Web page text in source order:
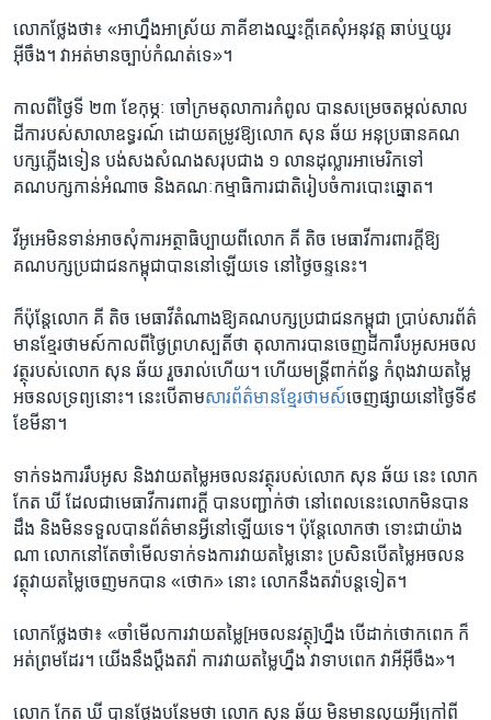
លោកថ្លែងថា៖ ​«អាហ្នឹង​អាស្រ័យ​ ភាគី​ខាង​ឈ្នះ​ក្តី​គេ​សុំ​អនុវត្ត​ ឆាប់​ឬ​យូរ​
អ៊ីចឹង​។ វាអត់​មា​នច្បាប់​កំណត់​ទេ​»​។
កាលពីថ្ងៃទី ២៣ ​ខែ​កុម្ភៈ ​ចៅក្រម​តុលាការ​កំពូល​ បា​នស​ម្រេច​តម្កល់​សាល​
ដីកា​របស់​សាលា​ឧទ្ធរណ៍​ ដោយ​តម្រូវ​ឱ្យ​លោក សុន ឆ័យ អនុ​ប្រធាន​គណ​
បក្ស​ភ្លើង​ទៀន បង់​សង​សំណង​សរុប​ជាង​ ១​ លាន​ដុល្លារ​អាមេរិក​ទៅ​
គណបក្ស​កាន់​អំណាច និង​គណៈ​កម្មាធិការ​ជាតិ​រៀបចំការ​បោះឆ្នោត។ ​
វីអូអេ​មិន​ទាន់អាច​សុំ​ការ​អត្ថាធិប្បាយពីលោក គី តិច មេធាវីការពារ​ក្តី​ឱ្យ
គណបក្ស​ប្រជាជនកម្ពុជាបាន​នៅឡើយ​ទេ នៅ​ថ្ងៃ​ចន្ទ​នេះ។
ក៏ប៉ុន្តែ​លោក ​គី តិច មេធាវី​តំណាង​ឱ្យ​គណបក្ស​ប្រជាជនកម្ពុជា ប្រាប់​សារ​ព័ត៌​
មានខ្មែរ​ថាមស៍​កាលពីថ្ងៃ​ព្រហស្បតិ៍ថា​ តុលាការ​បាន​ចេញ​ដីកា​រឹប​អូសអចល​
វត្ថុ​របស់លោក សុន ឆ័យ​ រួច​រាល់​ហើយ។ ​ហើយ​មន្ត្រី​ពាក់​ព័ន្ធ​ កំពុងវាយ​តម្លៃ​
អចនល​ទ្រព្យ​នោះ។​ នេះ​បើ​តា​ម​សារ​ព័ត៌​មានខ្មែរ​ថាមស៍​ចេញ​ផ្សាយ​នៅ​ថ្ងៃ​ទី​៩
ខែ​មីនា។
​ទាក់​ទង​កា​ររឹបអូស​ និងវាយ​តម្លៃ​អចលន​វត្ថុ​របស់​លោក សុន ឆ័យ នេះ លោក
កែត ឃី ​ដែលជា​មេធាវី​ការ​ពារ​ក្តី​ បាន​បញ្ជាក់​ថា នៅពេល​នេះ​លោក​មិន​បាន​
ដឹង និងមិន​ទទួល​បានព័ត៌​មា​នអ្វី​នៅ​ឡើយ​ទេ​។ ប៉ុន្តែ​លោក​ថា ទោះជា​យ៉ាង​
ណា ​លោក​នៅតែ​ចាំ​មើល​ទាក់​ទង​ការ​វាយ​តម្លៃ​នោះ ប្រសិន​បើ​តម្លៃ​អចល​ន
វត្ថុវាយ​តម្លៃ​ចេញ​មក​បាន​ «​ថោក» ​នោះ លោក​នឹង​តវ៉ា​បន្ត​ទៀត​។
​លោកថ្លែងថា៖ ​«ចាំ​មើល​ការ​វាយ​តម្លៃ​[អចលនវត្ថុ​]ហ្នឹង បើ​ដាក់​ថោក​ពេក​ ក៏​
អត់​ព្រម​ដែរ​។ យើង​នឹង​ប្តឹង​តវ៉ា ​ការ​វាយ​តម្លៃ​ហ្នឹង វា​ទាប​ពេក វា​អី​អ៊ីចឹង​»។
​លោក កែត ឃី ​បាន​ថ្លែង​បន្ថែម​ថា ​លោក សុន ឆ័យ ​មិន​មាន​លុយអ្វី​ក្រៅ​ពី​